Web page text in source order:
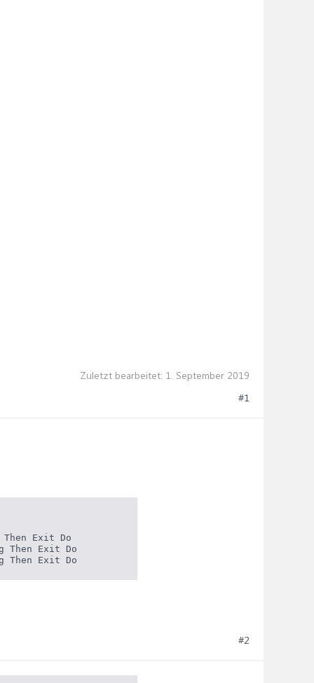
Zuletzt bearbeitet: 1. September 2019
#1
Exit Do
Exit Do
Exit Do
#2